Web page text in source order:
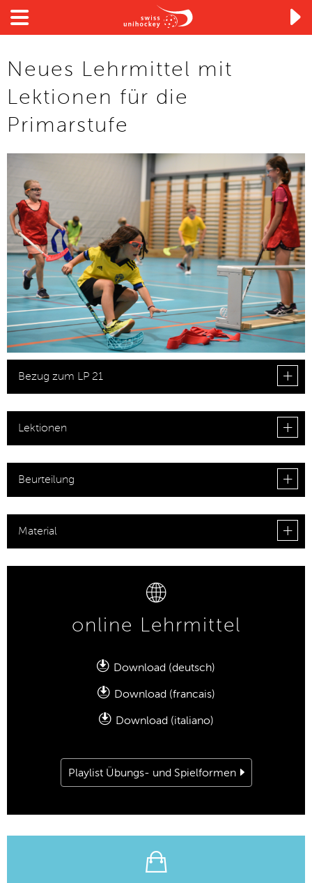

Neues Lehrmittel mit
Lektionen für die
Primarstufe
Bezug zum LP 21
Lektionen
Beurteilung
Material
online Lehrmittel
Download (deutsch)
Download (francais)
Download (italiano)
Playlist Übungs- und Spielformen